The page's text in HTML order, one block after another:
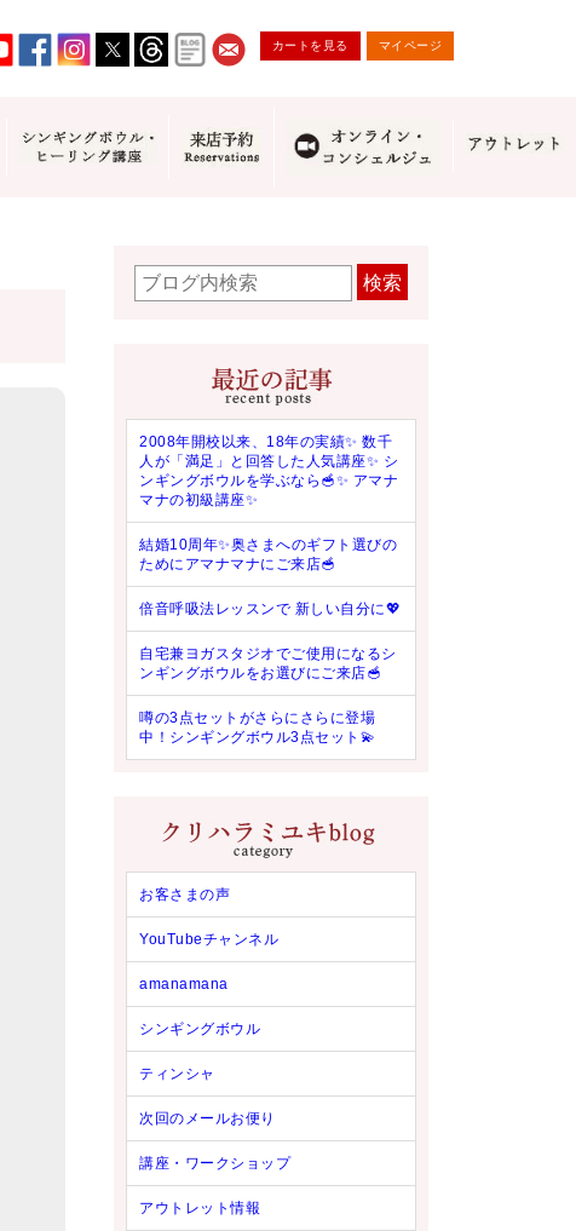
カートを見る マイページ
検索
2008年開校以来、18年の実績✨ 数千
人が「満足」と回答した人気講座✨ シ
ンギングボウルを学ぶなら🥣✨ アマナ
マナの初級講座✨
結婚10周年✨奥さまへのギフト選びの
ためにアマナマナにご来店🥣
倍音呼吸法レッスンで 新しい自分に💖
自宅兼ヨガスタジオでご使用になるシ
ンギングボウルをお選びにご来店🥣
噂の3点セットがさらにさらに登場
中！シンギングボウル3点セット💫
お客さまの声
YouTubeチャンネル
amanamana
シンギングボウル
ティンシャ
次回のメールお便り
講座・ワークショップ
アウトレット情報